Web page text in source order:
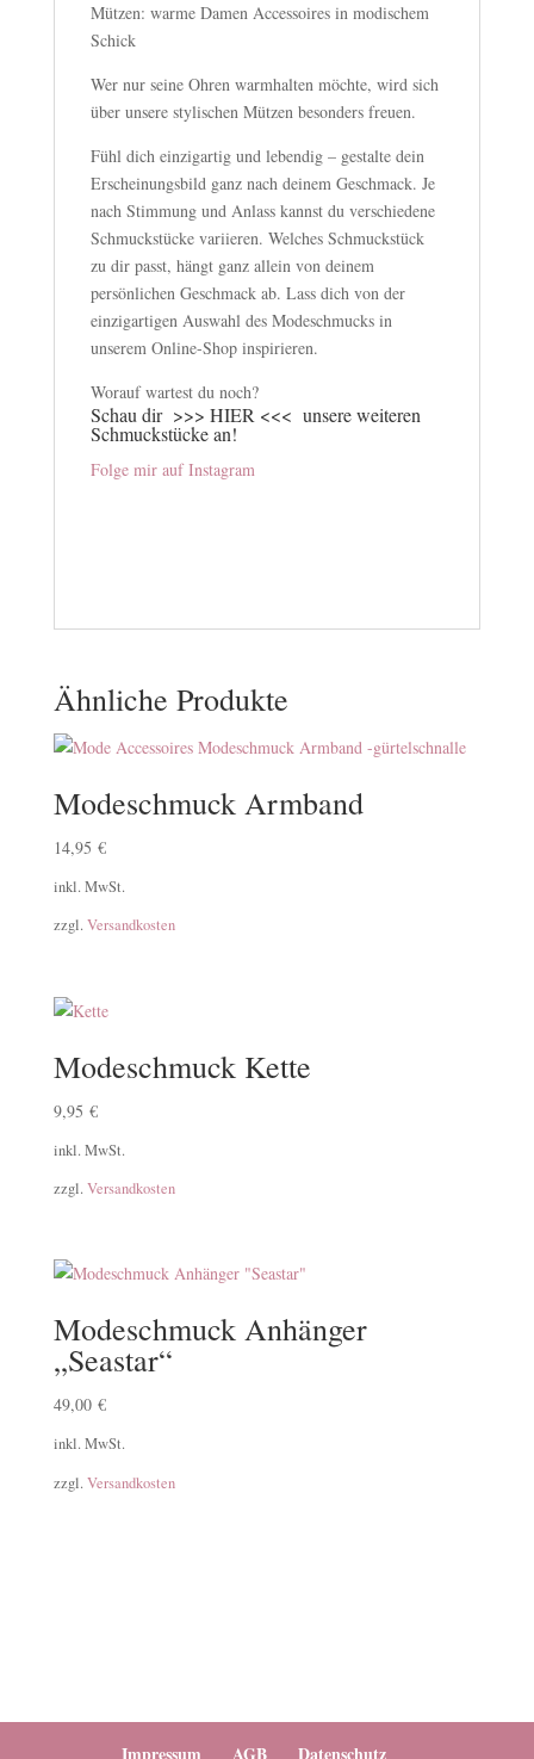
Mützen: warme Damen Accessoires in modischem
Schick
Wer nur seine Ohren warmhalten möchte, wird sich
über unsere stylischen Mützen besonders freuen.
Fühl dich einzigartig und lebendig – gestalte dein
Erscheinungsbild ganz nach deinem Geschmack. Je
nach Stimmung und Anlass kannst du verschiedene
Schmuckstücke variieren. Welches Schmuckstück
zu dir passt, hängt ganz allein von deinem
persönlichen Geschmack ab. Lass dich von der
einzigartigen Auswahl des Modeschmucks in
unserem Online-Shop inspirieren.
Worauf wartest du noch?
Schau dir >>> HIER <<< unsere weiteren
Schmuckstücke an!
Folge mir auf Instagram
Ähnliche Produkte
Modeschmuck Armband
14,95 €
inkl. MwSt.
zzgl. Versandkosten
Modeschmuck Kette
9,95 €
inkl. MwSt.
zzgl. Versandkosten
Modeschmuck Anhänger
„Seastar“
49,00 €
inkl. MwSt.
zzgl. Versandkosten
Impressum AGB Datenschutz